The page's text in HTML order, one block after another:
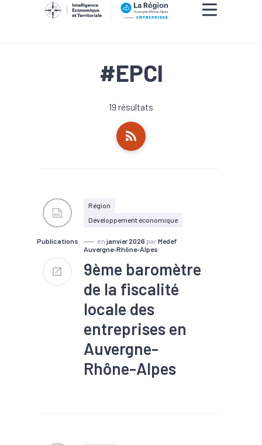
#EPCI
19 résultats
Publications
Région
Développement économique
en janvier 2026 par Medef
Auvergne-Rhône-Alpes
9ème baromètre
de la fiscalité
locale des
entreprises en
Auvergne-
Rhône-Alpes